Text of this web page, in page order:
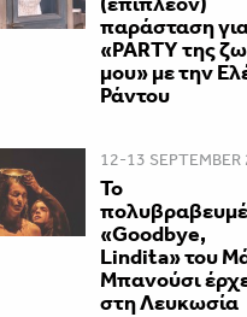
παράσταση
«PARTY της
μου» με την
Ράντου
12-13 SEPTEMBER
Το
«Goodbye,
Lindita» του
Μπανούσι
στη Λευκωσία